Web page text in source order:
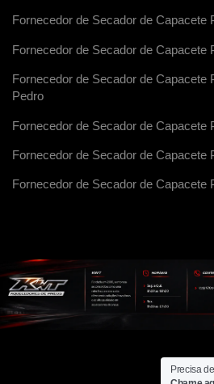
Fornecedor de Secador de Capacete
Fornecedor de Secador de Capacete
Fornecedor de Secador de Capacete
Pedro
Fornecedor de Secador de Capacete
Fornecedor de Secador de Capacete
Fornecedor de Secador de Capacete
Precisa